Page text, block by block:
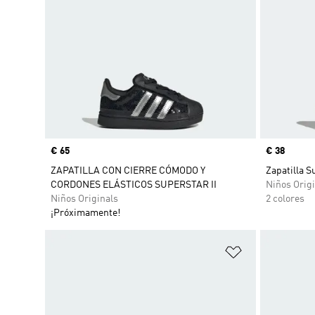
Precio
€ 65
ZAPATILLA CON CIERRE CÓMODO Y
CORDONES ELÁSTICOS SUPERSTAR II
Niños Originals
¡Próximamente!
Precio
€ 38
Zapatilla
Niños
2 colores